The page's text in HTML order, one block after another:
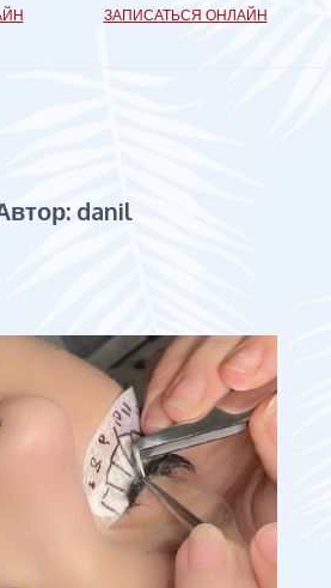
ЗАПИСАТЬСЯ ОНЛАЙН
danil